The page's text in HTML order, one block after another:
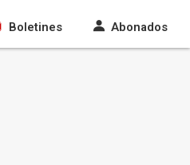
Boletines Abonados